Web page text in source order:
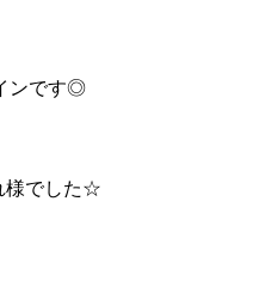
ンです◎
様でした☆